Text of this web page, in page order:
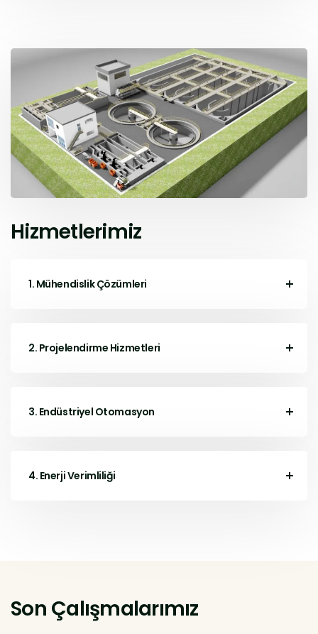
Hizmetlerimiz
1. Mühendislik Çözümleri
2. Projelendirme Hizmetleri
3. Endüstriyel Otomasyon
4. Enerji Verimliliği
Son Çalışmalarımız